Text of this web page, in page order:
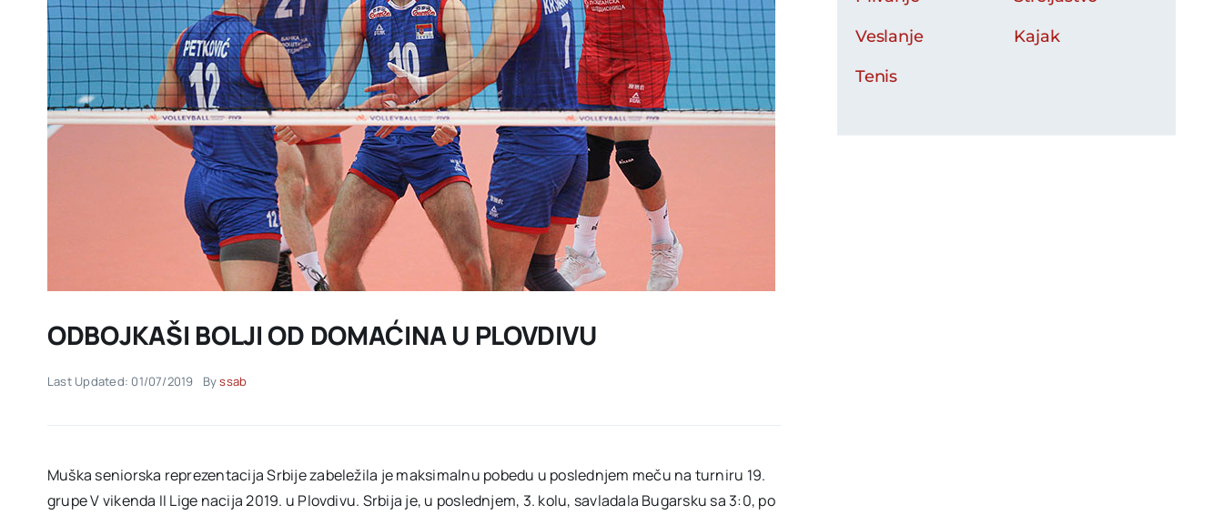
ODBOJKAŠI BOLJI OD DOMAĆINA U PLOVDIVU
Last Updated: 01/07/2019 Byssab
Muška seniorska reprezentacija Srbije zabeležila je maksimalnu pobedu u poslednjem meču na turniru 19.
grupe V vikenda II Lige nacija 2019. u Plovdivu. Srbija je, u poslednjem, 3. kolu, savladala Bugarsku sa 3:0, po
Veslanje
Kajak
Tenis